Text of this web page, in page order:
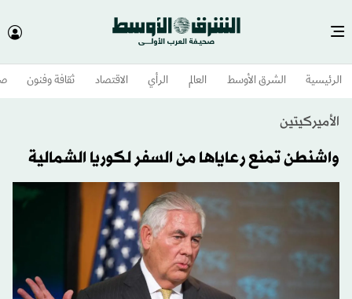
الرئيسية الشرق الأوسط​ العالم الرأي الاقتصاد ثقافة وفنون
الأميركيتين
واشنطن تمنع رعاياها من السفر لكوريا الشمالية